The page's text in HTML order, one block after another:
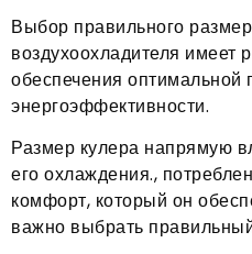
Выбор правильного
воздухоохладителя
обеспечения оптимальной
энергоэффективности.
Размер кулера напрямую
его охлаждения.,
комфорт, который он
важно выбрать